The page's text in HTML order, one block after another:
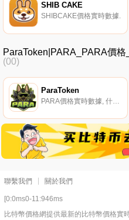
SHIB CAKE
SHIBCAKE價格實時數據.
ParaToken|PARA_PARA價
(00)
ParaToken
PARA價格實時數據, 什么是ParaToken（PARA）？PARA是一種去中心化的erc-20原生實用代幣,將用于：*所需的DAG橋接訪問代幣*所需啟動平臺訪問和費用代幣*NFT市場高級訪問所需代幣有多少PARA代幣在流通？PARA于2022年1月27日推出主網.
聯繫我們 關於我們
[0:0ms0-11:946ms
比特幣價格網提供最新的比特幣價格實